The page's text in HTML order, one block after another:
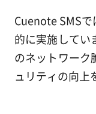
Cuenote SMS
的に実施してい
のネットワーク
ュリティの向上